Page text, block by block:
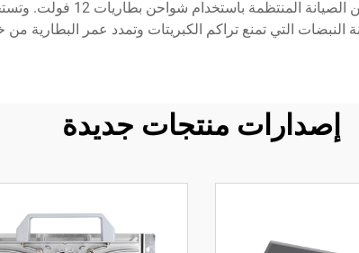
بالحدائق، والدراجات
التي تمنع تراكم الكبريتات وتمدد عمر البطارية من
إصدارات منتجات جديدة